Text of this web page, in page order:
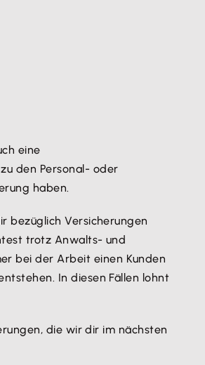
eine
den Personal- oder
haben.
bezüglich Versicherungen
trotz Anwalts- und
bei der Arbeit einen Kunden
In diesen Fällen lohnt
die wir dir im nächsten